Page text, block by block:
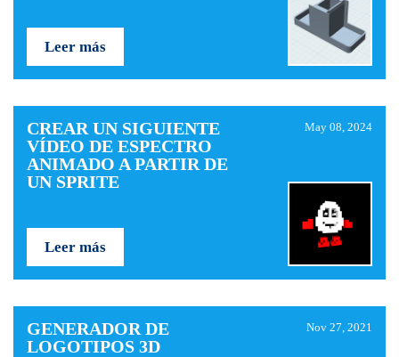
Leer más
CREAR UN SIGUIENTE
VÍDEO DE ESPECTRO
ANIMADO A PARTIR DE
UN SPRITE
May 08, 2024
Leer más
GENERADOR DE
LOGOTIPOS 3D
Nov 27, 2021